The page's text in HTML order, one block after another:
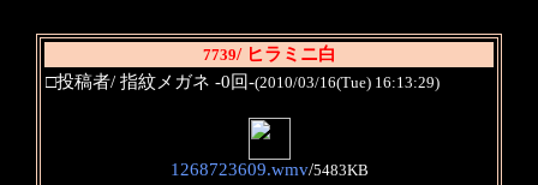
7739/ ヒラミニ白
□投稿者/ 指紋メガネ -0回-(2010/03/16(Tue) 16:13:29)
1268723609.wmv/5483KB